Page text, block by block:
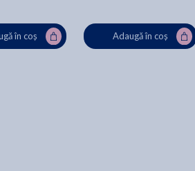
în coș Adaugă în coș